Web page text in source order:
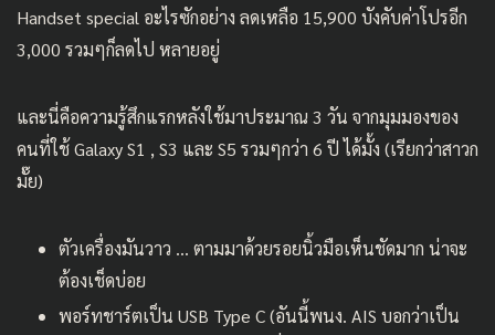
Handset special อะไรซักอย่าง ลดเหลือ 15,900 บังคับค่าโปรอีก
3,000 รวมๆก็ลดไป หลายอยู่
และนี่คือความรู้สึกแรกหลังใช้มาประมาณ 3 วัน จากมุมมองของ
คนที่ใช้ Galaxy S1 , S3 และ S5 รวมๆกว่า 6 ปี ได้มั้ง (เรียกว่าสาวก
มั๊ย)
ตัวเครื่องมันวาว … ตามมาด้วยรอยนิ้วมือเห็นชัดมาก น่าจะ
ต้องเช็ดบ่อย
พอร์ทชาร์ตเป็น USB Type C (อันนี้พนง. AIS บอกว่าเป็น